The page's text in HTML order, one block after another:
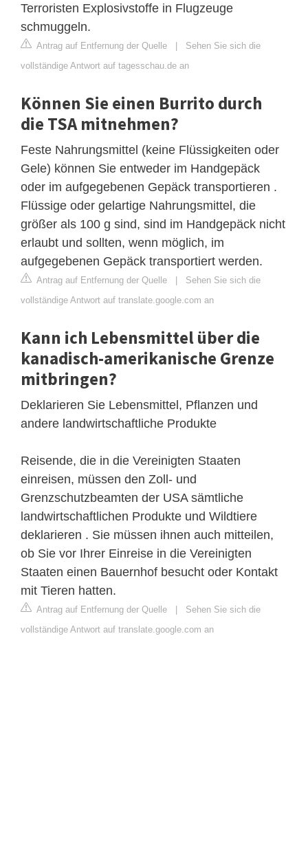
Terroristen Explosivstoffe in Flugzeuge
schmuggeln.
Antrag auf Entfernung der Quelle | Sehen Sie sich die
vollständige Antwort auf tagesschau.de an
Können Sie einen Burrito durch
die TSA mitnehmen?
Feste Nahrungsmittel (keine Flüssigkeiten oder
Gele) können Sie entweder im Handgepäck
oder im aufgegebenen Gepäck transportieren .
Flüssige oder gelartige Nahrungsmittel, die
größer als 100 g sind, sind im Handgepäck nicht
erlaubt und sollten, wenn möglich, im
aufgegebenen Gepäck transportiert werden.
Antrag auf Entfernung der Quelle | Sehen Sie sich die
vollständige Antwort auf translate.google.com an
Kann ich Lebensmittel über die
kanadisch-amerikanische Grenze
mitbringen?
Deklarieren Sie Lebensmittel, Pflanzen und
andere landwirtschaftliche Produkte
Reisende, die in die Vereinigten Staaten
einreisen, müssen den Zoll- und
Grenzschutzbeamten der USA sämtliche
landwirtschaftlichen Produkte und Wildtiere
deklarieren . Sie müssen ihnen auch mitteilen,
ob Sie vor Ihrer Einreise in die Vereinigten
Staaten einen Bauernhof besucht oder Kontakt
mit Tieren hatten.
Antrag auf Entfernung der Quelle | Sehen Sie sich die
vollständige Antwort auf translate.google.com an